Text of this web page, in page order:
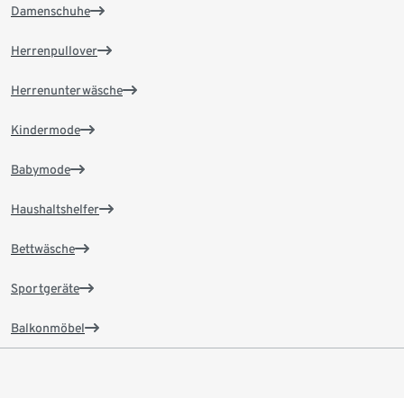
Damenschuhe
Herrenpullover
Herrenunterwäsche
Kindermode
Babymode
Haushaltshelfer
Bettwäsche
Sportgeräte
Balkonmöbel